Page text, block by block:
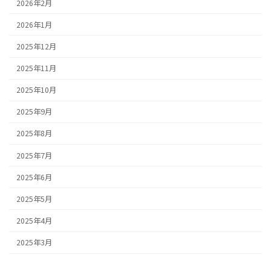
2026年2月
2026年1月
2025年12月
2025年11月
2025年10月
2025年9月
2025年8月
2025年7月
2025年6月
2025年5月
2025年4月
2025年3月